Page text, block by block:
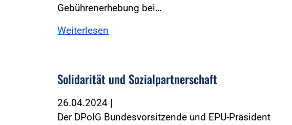
Gebührenerhebung bei…
Weiterlesen
Solidarität und Sozialpartnerschaft
26.04.2024 |
Der DPolG Bundesvorsitzende und EPU-Präsident